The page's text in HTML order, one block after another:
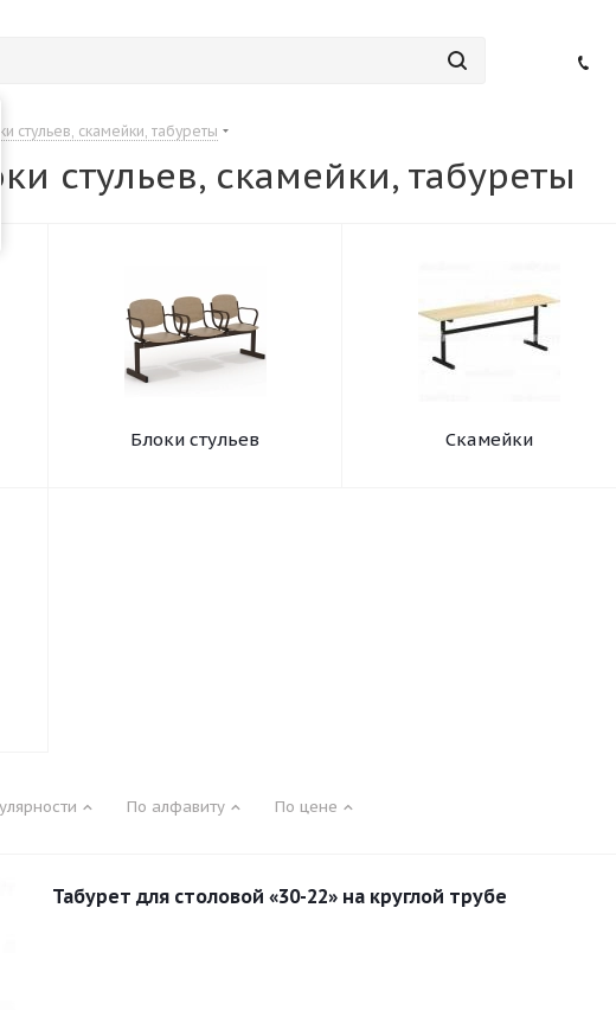
стульев, скамейки, табуреты
стульев, скамейки, табуреты
Блоки стульев Скамейки
По алфавиту По цене
Табурет для столовой «30-22» на круглой трубе